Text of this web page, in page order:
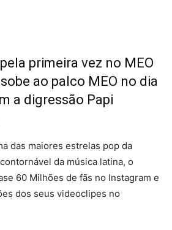
primeira vez no MEO
sobe ao palco MEO no dia
a digressão Papi
das maiores estrelas pop da
da música latina, o
60 Milhões de fãs no Instagram e
dos seus videoclipes no